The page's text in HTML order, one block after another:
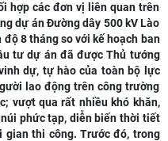
hợp các đơn vị liên quan trên
dự án Đường dây 500 kV Lào
8 tháng so với kế hoạch ban
tư dự án đã được Thủ tướng
dự, tự hào của toàn bộ lực
lao động trên công trường
vượt qua rất nhiều khó khăn,
phức tạp, diễn biến thời tiết
gian thi công. Trước đó, trong